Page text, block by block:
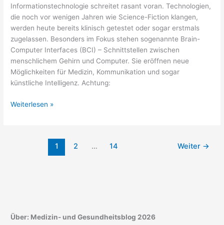
Informationstechnologie schreitet rasant voran. Technologien,
die noch vor wenigen Jahren wie Science-Fiction klangen,
werden heute bereits klinisch getestet oder sogar erstmals
zugelassen. Besonders im Fokus stehen sogenannte Brain-
Computer Interfaces (BCI) – Schnittstellen zwischen
menschlichem Gehirn und Computer. Sie eröffnen neue
Möglichkeiten für Medizin, Kommunikation und sogar
künstliche Intelligenz. Achtung:
Hightech
Entwicklungen
Weiterlesen »
1 2 … 14 Weiter →
Über: Medizin- und Gesundheitsblog 2026